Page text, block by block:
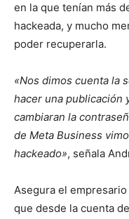
en la que tenían más
hackeada, y mucho
poder recuperarla.
«Nos dimos cuenta la
hacer una publicación
cambiaran la
de Meta Business
hackeado», señala
Asegura el
que desde la cuenta